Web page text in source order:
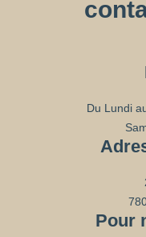
Du Lundi
Pour